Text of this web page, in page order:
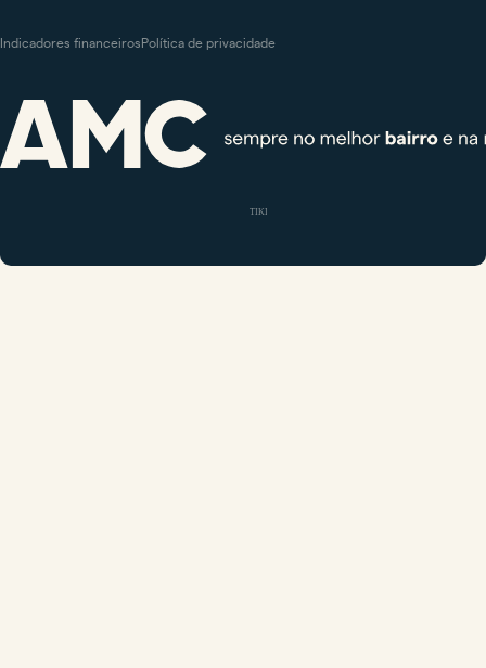
Indicadores financeirosPolítica de privacidade